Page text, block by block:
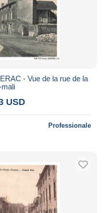
- Vue de la rue de la
USD
Professionale